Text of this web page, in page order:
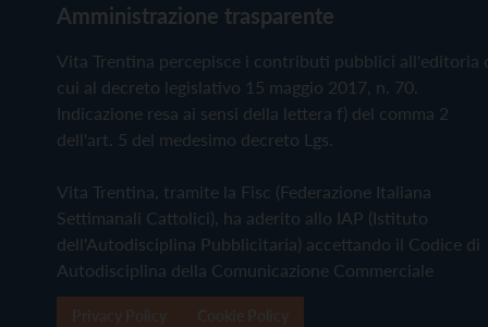
Amministrazione trasparente
Vita Trentina percepisce i contributi pubblici all'editoria
cui al decreto legislativo 15 maggio 2017, n. 70.
Indicazione resa ai sensi della lettera f) del comma 2
dell'art. 5 del medesimo decreto Lgs.
Vita Trentina, tramite la Fisc (Federazione Italiana
Settimanali Cattolici), ha aderito allo IAP (Istituto
dell'Autodisciplina Pubblicitaria) accettando il Codice di
Autodisciplina della Comunicazione Commerciale